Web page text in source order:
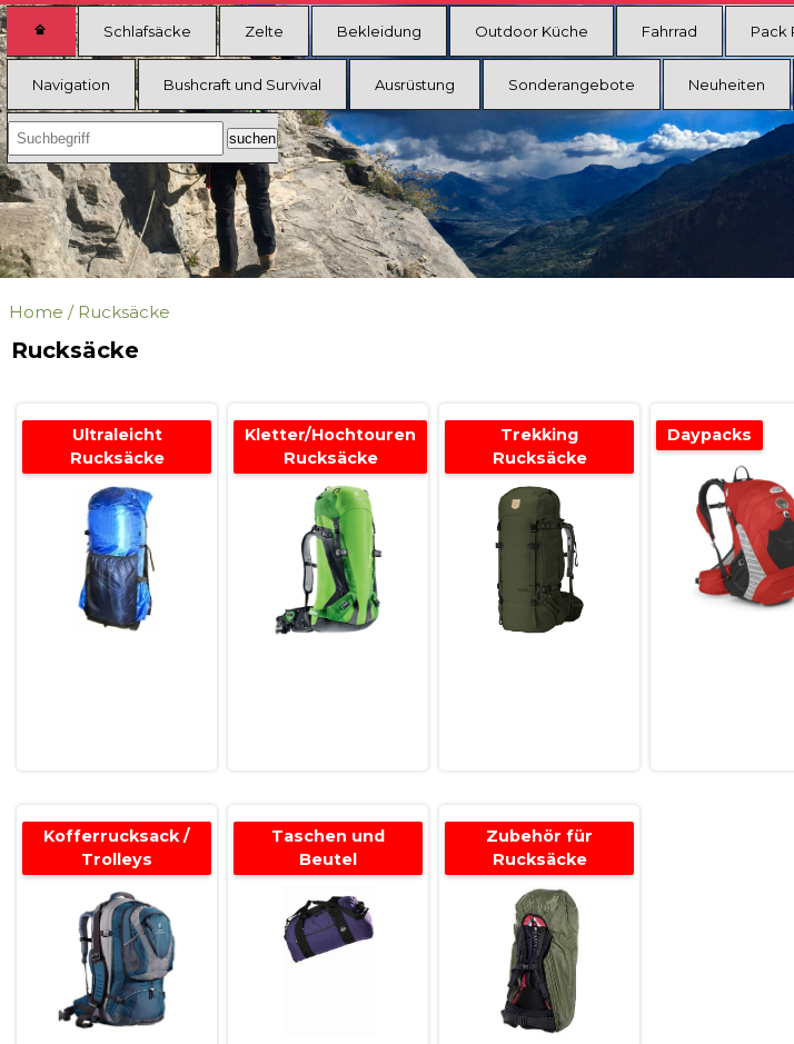
Schlafsäcke Zelte Bekleidung Outdoor Küche Fahrrad Pack
Navigation Bushcraft und Survival Ausrüstung Sonderangebote Neuheiten
Home / Rucksäcke
Rucksäcke
Ultraleicht
Rucksäcke
Kletter/Hochtouren
Rucksäcke
Trekking
Rucksäcke
Daypacks
Kofferrucksack /
Trolleys
Taschen und
Beutel
Zubehör für
Rucksäcke